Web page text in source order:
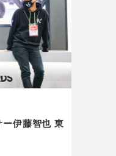
伊藤智也 東